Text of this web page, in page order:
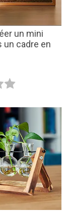
un mini
un cadre en